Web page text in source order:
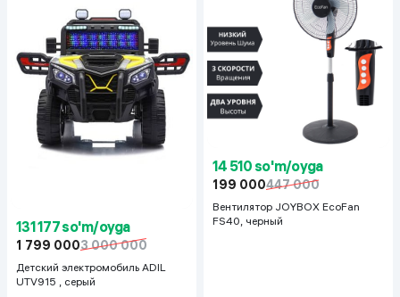
131 177 so'm/oyga
1 799 0003 000 000
Детский электромобиль ADIL
UTV915 , серый
14 510 so'm/oyga
199 000447 000
Вентилятор JOYBOX EcoFan
FS40, черный